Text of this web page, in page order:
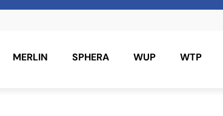
MERLIN SPHERA WUP WTP